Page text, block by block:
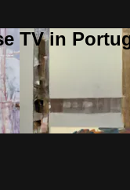
TV in